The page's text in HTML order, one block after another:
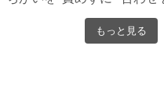
もっと見る